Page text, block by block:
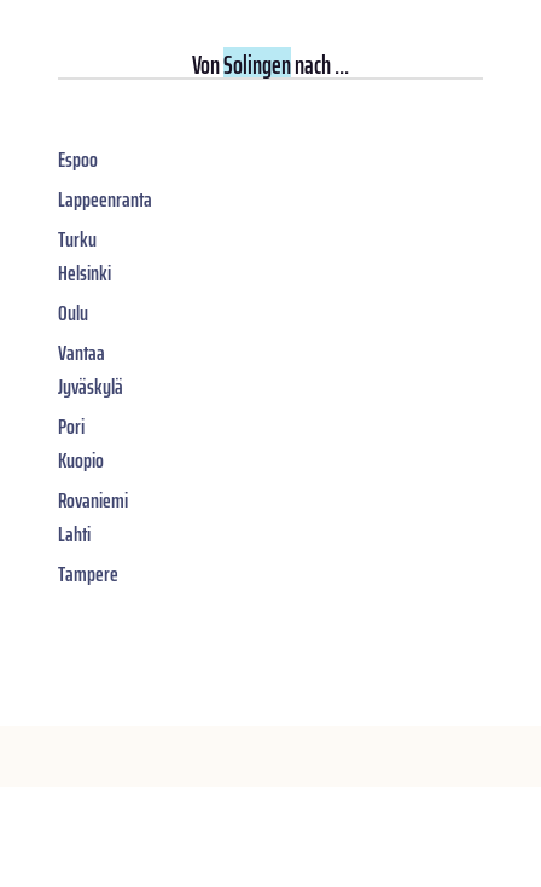
VonSolingennach ...
Espoo
Lappeenranta
Turku
Helsinki
Oulu
Vantaa
Jyväskylä
Pori
Kuopio
Rovaniemi
Lahti
Tampere